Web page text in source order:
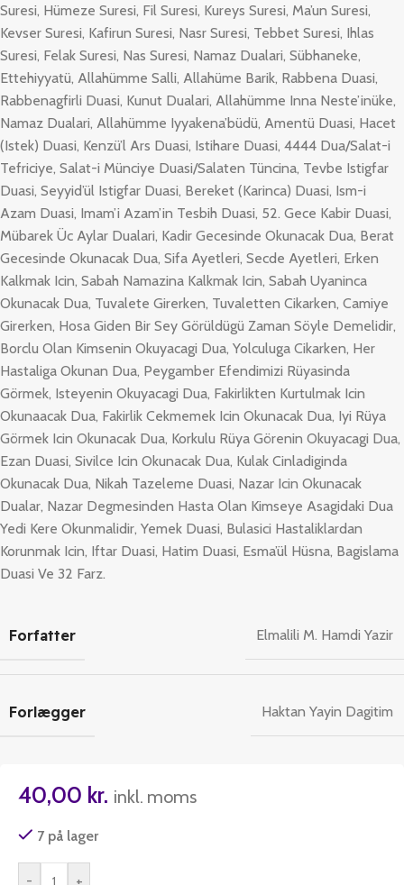
Suresi, Hümeze Suresi, Fil Suresi, Kureys Suresi, Ma’un Suresi,
Kevser Suresi, Kafirun Suresi, Nasr Suresi, Tebbet Suresi, Ihlas
Suresi, Felak Suresi, Nas Suresi, Namaz Dualari, Sübhaneke,
Ettehiyyatü, Allahümme Salli, Allahüme Barik, Rabbena Duasi,
Rabbenagfirli Duasi, Kunut Dualari, Allahümme Inna Neste’inüke,
Namaz Dualari, Allahümme Iyyakena’büdü, Amentü Duasi, Hacet
(Istek) Duasi, Kenzü’l Ars Duasi, Istihare Duasi, 4444 Dua/Salat-i
Tefriciye, Salat-i Münciye Duasi/Salaten Tüncina, Tevbe Istigfar
Duasi, Seyyid’ül Istigfar Duasi, Bereket (Karinca) Duasi, Ism-i
Azam Duasi, Imam’i Azam’in Tesbih Duasi, 52. Gece Kabir Duasi,
Mübarek Üc Aylar Dualari, Kadir Gecesinde Okunacak Dua, Berat
Gecesinde Okunacak Dua, Sifa Ayetleri, Secde Ayetleri, Erken
Kalkmak Icin, Sabah Namazina Kalkmak Icin, Sabah Uyaninca
Okunacak Dua, Tuvalete Girerken, Tuvaletten Cikarken, Camiye
Girerken, Hosa Giden Bir Sey Görüldügü Zaman Söyle Demelidir,
Borclu Olan Kimsenin Okuyacagi Dua, Yolculuga Cikarken, Her
Hastaliga Okunan Dua, Peygamber Efendimizi Rüyasinda
Görmek, Isteyenin Okuyacagi Dua, Fakirlikten Kurtulmak Icin
Okunaacak Dua, Fakirlik Cekmemek Icin Okunacak Dua, Iyi Rüya
Görmek Icin Okunacak Dua, Korkulu Rüya Görenin Okuyacagi Dua,
Ezan Duasi, Sivilce Icin Okunacak Dua, Kulak Cinladiginda
Okunacak Dua, Nikah Tazeleme Duasi, Nazar Icin Okunacak
Dualar, Nazar Degmesinden Hasta Olan Kimseye Asagidaki Dua
Yedi Kere Okunmalidir, Yemek Duasi, Bulasici Hastaliklardan
Korunmak Icin, Iftar Duasi, Hatim Duasi, Esma’ül Hüsna, Bagislama
Duasi Ve 32 Farz.
Forfatter Elmalili M. Hamdi Yazir
Forlægger Haktan Yayin Dagitim
40,00 kr. inkl. moms
7 på lager
- +